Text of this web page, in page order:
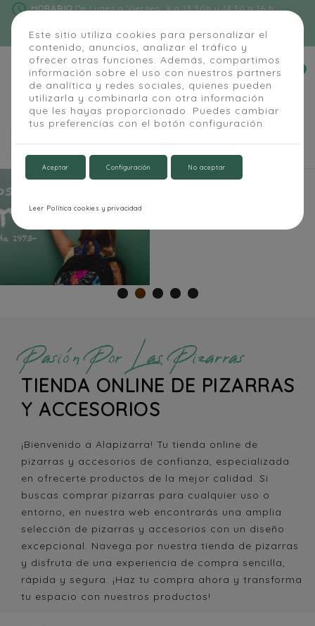
Este sitio utiliza cookies para personalizar el
contenido, anuncios, analizar el tráfico y
ofrecer otras funciones. Además, compartimos
información sobre el uso con nuestros partners
de analítica y redes sociales, quienes pueden
utilizarla y combinarla con otra información
que les hayas proporcionado. Puedes cambiar
tus preferencias con el botón configuración.
Aceptar Configuración No aceptar
Leer Política cookies y privacidad
schedule HORARIODe Lunes a Viernes: 9 a 13:30h y 14:30 a 16 h
phone


Pasión Por Las Pizarras
TIENDA ONLINE DE PIZARRAS
Y ACCESORIOS
¡Bienvenido a Alapizarra! Tu tienda online de
pizarras y accesorios de confianza, especializada
en ofrecerte productos de la mejor calidad. Si
buscas comprar pizarras para cualquier uso o
entorno, en nuestra web encontrarás una amplia
selección de pizarras y accesorios con un diseño
excepcional. Navega por nuestra tienda de pizarras
y disfruta de una experiencia de compra sencilla,
rápida y segura. ¡Haz tu compra ahora y transforma
tu espacio con nuestros productos!